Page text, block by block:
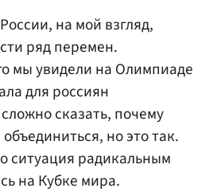
на мой взгляд,
ряд перемен.
мы увидели на Олимпиаде
для россиян
сказать, почему
но это так.
ситуация радикальным
на Кубке мира.